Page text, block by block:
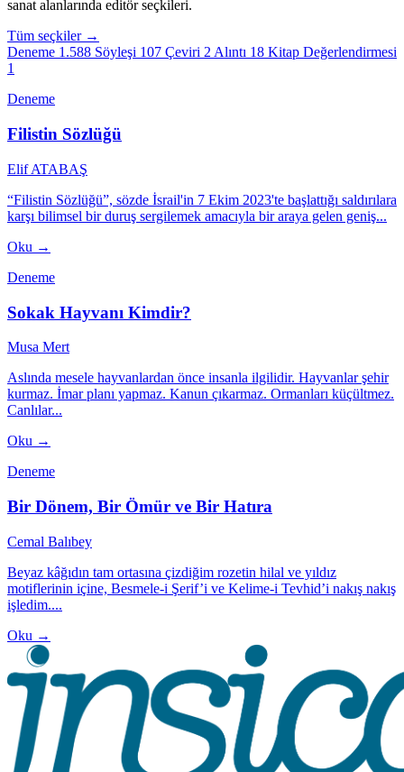
sanat alanlarında editör seçkileri.
Tüm seçkiler →
Deneme 1.588 Söyleşi 107 Çeviri 2Alıntı 18 Kitap Değerlendirmesi
1
Deneme
Filistin Sözlüğü
Elif ATABAŞ
“Filistin Sözlüğü”, sözde İsrail'in 7 Ekim 2023'te başlattığı saldırılara
karşı bilimsel bir duruş sergilemek amacıyla bir araya gelen geniş...
Oku →
Deneme
Sokak Hayvanı Kimdir?
Musa Mert
Aslında mesele hayvanlardan önce insanla ilgilidir. Hayvanlar şehir
kurmaz. İmar planı yapmaz. Kanun çıkarmaz. Ormanları küçültmez.
Canlılar...
Oku →
Deneme
Bir Dönem, Bir Ömür ve Bir Hatıra
Cemal Balıbey
Beyaz kâğıdın tam ortasına çizdiğim rozetin hilal ve yıldız
motiflerinin içine, Besmele-i Şerif’i ve Kelime-i Tevhid’i nakış nakış
işledim....
Oku →